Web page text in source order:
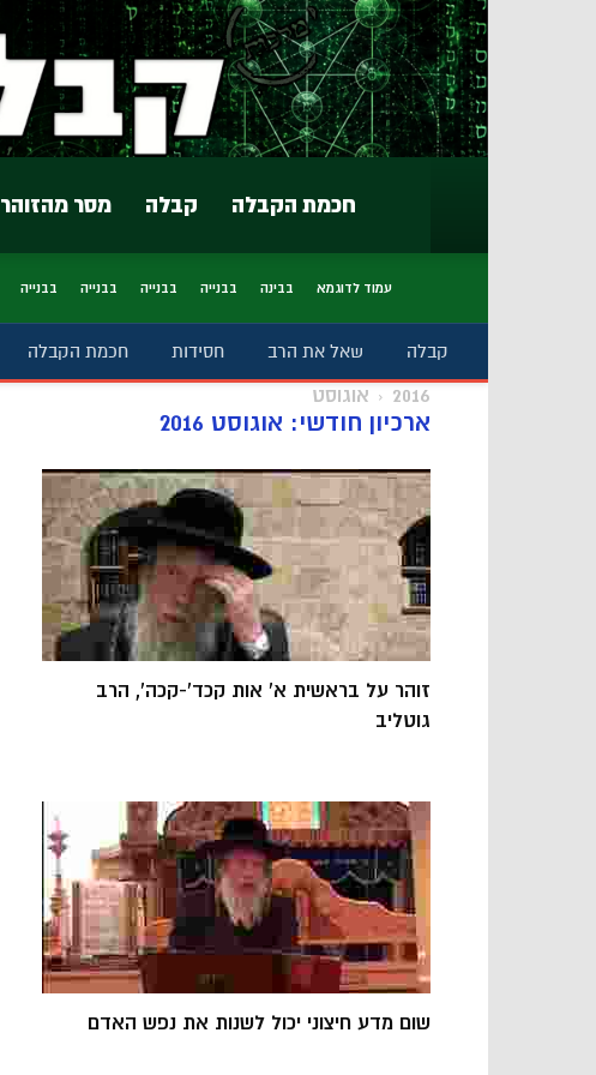
מסר מהזוהר קבלה חכמת הקבלה
עמוד לדוגמא בבינה בבנייה בבנייה בבנייה בבנייה
קבלה שאל את הרב חסידות חכמת הקבלה
2016 אוגוסט
ארכיון חודשי: אוגוסט 2016
זוהר על בראשית א' אות קכד'-קכה', הרב
גוטליב
שום מדע חיצוני יכול לשנות את נפש האדם